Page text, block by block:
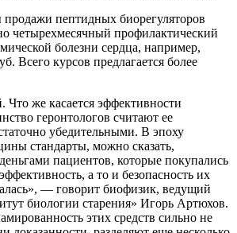
пептидных биорегуляторов
четырехмесячный профилактический
болезни сердца, например,
Всего курсов предлагается более
Что же касается эффективности
геронтологов считают ее
убедительными. В эпоху
стандарты, можно сказать,
пациентов, которые покупались
а то и безопасность их
— говорит биофизик, ведущий
биологии старения» Игорь Артюхов.
этих средств сильно не